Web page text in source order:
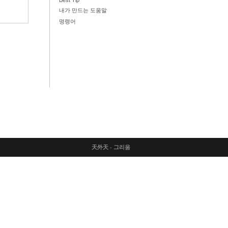
내가 만드는 도움말
명령어
天外天 - 그리움